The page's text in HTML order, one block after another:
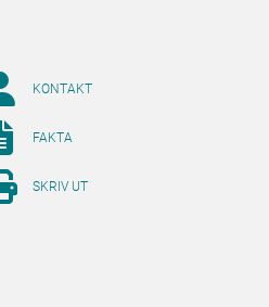
KONTAKT
FAKTA
SKRIV UT